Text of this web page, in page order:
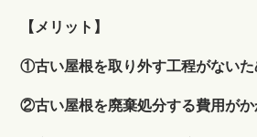
【メリット】
①古い屋根を取り外す工程がないた
②古い屋根を廃棄処分する費用がか